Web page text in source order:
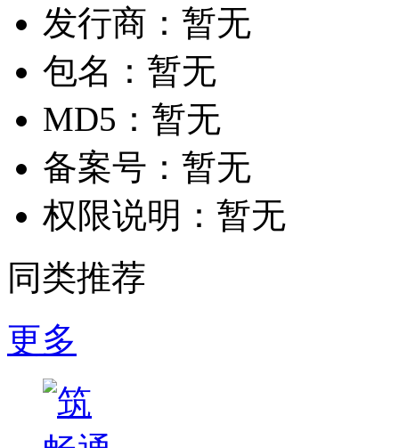
发行商： 暂无
包名： 暂无
MD5： 暂无
备案号： 暂无
权限说明： 暂无
同类推荐
更多